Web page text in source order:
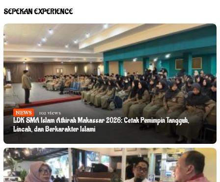
SEPEKAN EXPERIENCE
NEWS 102 views
LDK SMA Islam Athirah Makassar 2026: Cetak Pemimpin Tangguh,
Lincah, dan Berkarakter Islami